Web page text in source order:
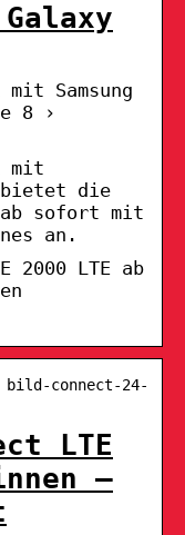
Samsung
8 ›
mit
bietet die
ab sofort mit
an.
2000 LTE ab
connect-24-
LTE
–